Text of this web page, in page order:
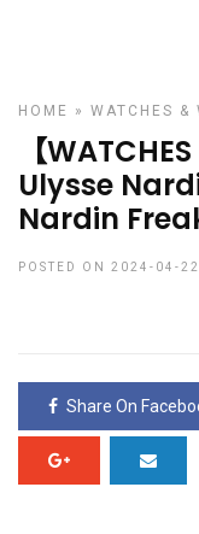
HOME » WATCHES &
【
Ulysse
Nardin
POSTED ON 2024-04-22
Share On